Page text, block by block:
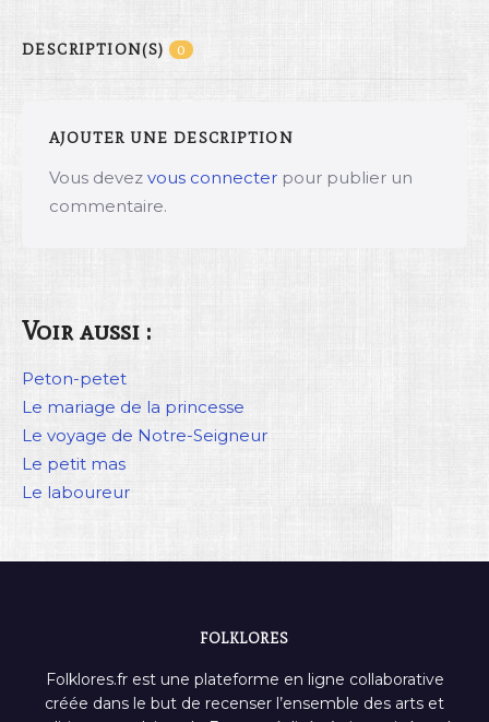
DESCRIPTION(S) 0
AJOUTER UNE DESCRIPTION
Vous devez vous connecter pour publier un
commentaire.
Voir aussi :
Peton-petet
Le mariage de la princesse
Le voyage de Notre-Seigneur
Le petit mas
Le laboureur
FOLKLORES
Folklores.fr est une plateforme en ligne collaborative
créée dans le but de recenser l’ensemble des arts et